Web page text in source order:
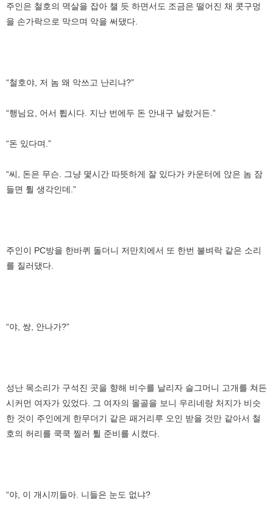
주인은 철호의 멱살을 잡아 챌 듯 하면서도 조금은 떨어진 채 콧구멍
을 손가락으로 막으며 악을 써댔다.
“철호야, 저 놈 왜 악쓰고 난리냐?”
“행님요, 어서 튑시다. 지난 번에두 돈 안내구 날랐거든.”
“돈 있다며.”
“씨, 돈은 무슨. 그냥 몇시간 따뜻하게 잘 있다가 카운터에 앉은 놈 잠
들면 튈 생각인데.”
주인이 PC방을 한바퀴 돌더니 저만치에서 또 한번 불벼락 같은 소리
를 질러댔다.
“야, 쌍, 안나가?”
성난 목소리가 구석진 곳을 향해 비수를 날리자 슬그머니 고개를 쳐든
시커먼 여자가 있었다. 그 여자의 몰골을 보니 우리네랑 처지가 비슷
한 것이 주인에게 한무더기 같은 패거리루 오인 받을 것만 같아서 철
호의 허리를 쿡쿡 찔러 튈 준비를 시켰다.
“야, 이 개시끼들아. 니들은 눈도 없냐?